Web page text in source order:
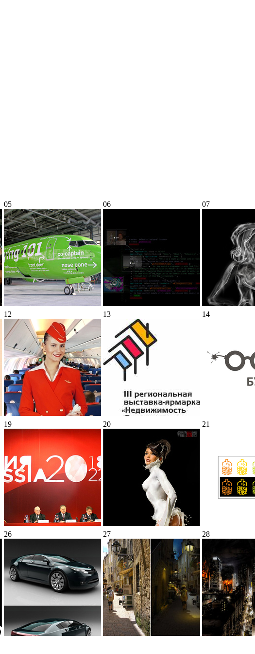
05 06 07
12 13 14
19 20 21
26 27 28